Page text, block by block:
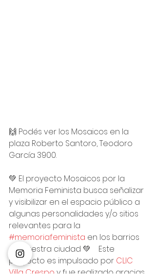
🙌 Podés ver los Mosaicos en la
plaza Roberto Santoro, Teodoro
García 3900.
💚 El proyecto Mosaicos por la
Memoria Feminista busca señalizar
y visibilizar en el espacio público a
algunas personalidades y/o sitios
relevantes para la
#memoriafeminista en los barrios
de nuestra ciudad 💚⠀ Este
proyecto es impulsado por CLIC
Villa Crespo y fue realizado gracias